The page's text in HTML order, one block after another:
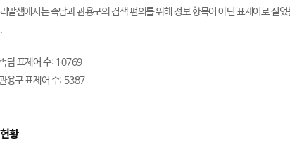
말샘에서는 속담과 관용구의 검색 편의를 위해 정보 항목이 아닌 표제어로 실
담 표제어 수: 10769
용구 표제어 수: 5387
황